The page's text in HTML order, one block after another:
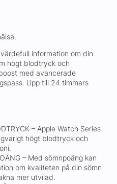
information om din
högt blodtryck och
med avancerade
Upp till 24 timmars
– Apple Watch Series
högt blodtryck och
– Med sömnpoäng kan
om kvaliteten på din sömn
mer utvilad.